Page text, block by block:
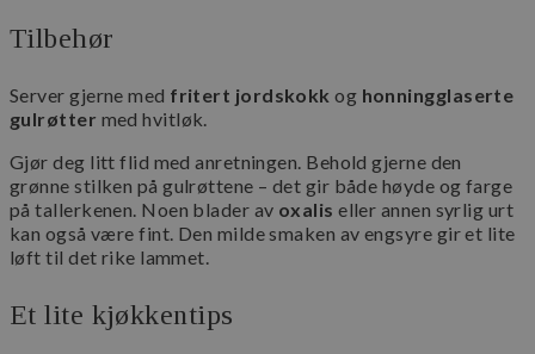
Tilbehør
Server gjerne med fritert jordskokk og honningglaserte
gulrøtter med hvitløk.
Gjør deg litt flid med anretningen. Behold gjerne den
grønne stilken på gulrøttene – det gir både høyde og farge
på tallerkenen. Noen blader av oxalis eller annen syrlig urt
kan også være fint. Den milde smaken av engsyre gir et lite
løft til det rike lammet.
Et lite kjøkkentips
nødvendige informasjonskapsler.
_dc_gtm_UA-36529265-1
.maschmanns.no